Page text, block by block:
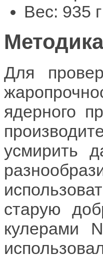
Вес: 935 г
Для
ядерного
усмирить
старую
кулерами